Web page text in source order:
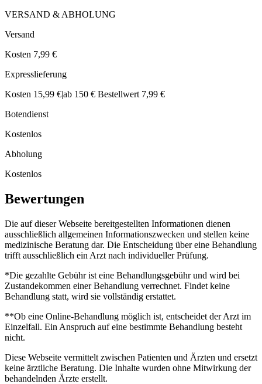
VERSAND & ABHOLUNG
Versand
Kosten 7,99 €
Expresslieferung
Kosten 15,99 €|ab 150 € Bestellwert 7,99 €
Botendienst
Kostenlos
Abholung
Kostenlos
Bewertungen
Die auf dieser Webseite bereitgestellten Informationen dienen
ausschließlich allgemeinen Informationszwecken und stellen keine
medizinische Beratung dar. Die Entscheidung über eine Behandlung
trifft ausschließlich ein Arzt nach individueller Prüfung.
*Die gezahlte Gebühr ist eine Behandlungsgebühr und wird bei
Zustandekommen einer Behandlung verrechnet. Findet keine
Behandlung statt, wird sie vollständig erstattet.
**Ob eine Online-Behandlung möglich ist, entscheidet der Arzt im
Einzelfall. Ein Anspruch auf eine bestimmte Behandlung besteht
nicht.
Diese Webseite vermittelt zwischen Patienten und Ärzten und ersetzt
keine ärztliche Beratung. Die Inhalte wurden ohne Mitwirkung der
behandelnden Ärzte erstellt.